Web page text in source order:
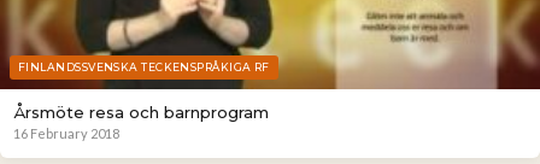
FINLANDSSVENSKA TECKENSPRÅKIGA RF
Årsmöte resa och barnprogram
16 February 2018